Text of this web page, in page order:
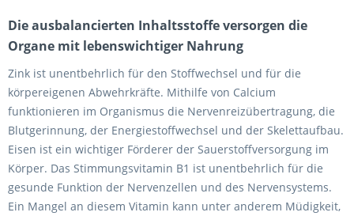
Die ausbalancierten Inhaltsstoffe versorgen die
Organe mit lebenswichtiger Nahrung
Zink ist unentbehrlich für den Stoffwechsel und für die
körpereigenen Abwehrkräfte. Mithilfe von Calcium
funktionieren im Organismus die Nervenreizübertragung, die
Blutgerinnung, der Energiestoffwechsel und der Skelettaufbau.
Eisen ist ein wichtiger Förderer der Sauerstoffversorgung im
Körper. Das Stimmungsvitamin B1 ist unentbehrlich für die
gesunde Funktion der Nervenzellen und des Nervensystems.
Ein Mangel an diesem Vitamin kann unter anderem Müdigkeit,